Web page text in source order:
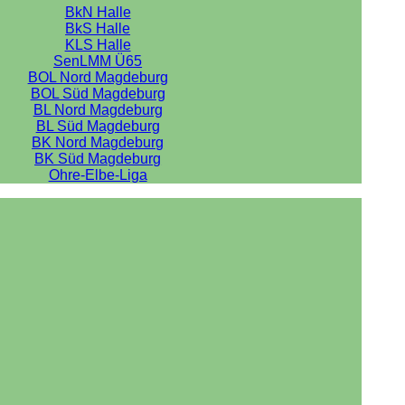
BkN Halle
BkS Halle
KLS Halle
SenLMM Ü65
BOL Nord Magdeburg
BOL Süd Magdeburg
BL Nord Magdeburg
BL Süd Magdeburg
BK Nord Magdeburg
BK Süd Magdeburg
Ohre-Elbe-Liga